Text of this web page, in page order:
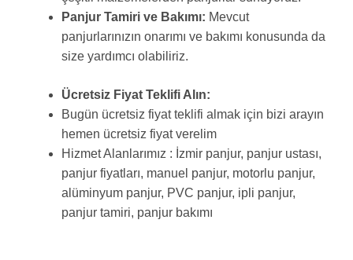
Panjur Tamiri ve Bakımı: Mevcut
panjurlarınızın onarımı ve bakımı konusunda da
size yardımcı olabiliriz.
Ücretsiz Fiyat Teklifi Alın:
Bugün ücretsiz fiyat teklifi almak için bizi arayın
hemen ücretsiz fiyat verelim
Hizmet Alanlarımız : İzmir panjur, panjur ustası,
panjur fiyatları, manuel panjur, motorlu panjur,
alüminyum panjur, PVC panjur, ipli panjur,
panjur tamiri, panjur bakımı